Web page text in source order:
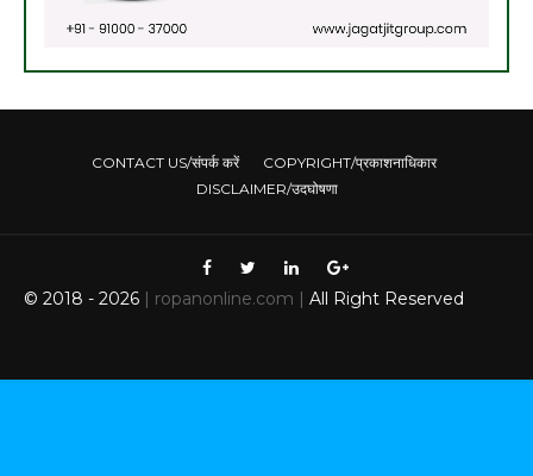
CONTACT US/संपर्क करें
COPYRIGHT/प्रकाशनाधिकार
DISCLAIMER/उदघोषणा
© 2018 - 2026 | ropanonline.com | All Right Reserved